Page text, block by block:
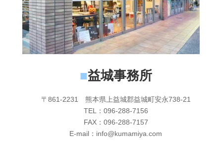
■益城事務所
〒861-2231 熊本県上益城郡益城町安永738-21
TEL：096-288-7156
FAX：096-288-7157
E-mail：info@kumamiya.com